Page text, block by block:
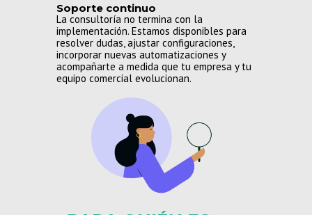
Soporte continuo
La consultoría no termina con la
implementación. Estamos disponibles para
resolver dudas, ajustar configuraciones,
incorporar nuevas automatizaciones y
acompañarte a medida que tu empresa y tu
equipo comercial evolucionan.